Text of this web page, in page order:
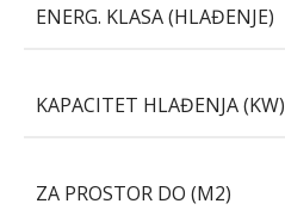
ENERG. KLASA (HLAĐENJE)
KAPACITET HLAĐENJA (KW)
ZA PROSTOR DO (M2)